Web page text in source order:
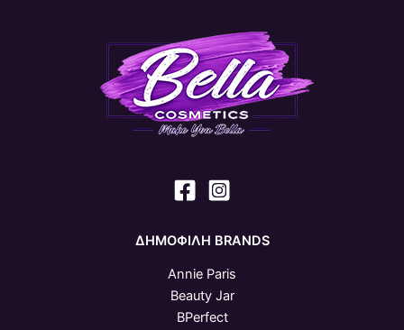
ΔΗΜΟΦΙΛΗ BRANDS
Annie Paris
Beauty Jar
BPerfect